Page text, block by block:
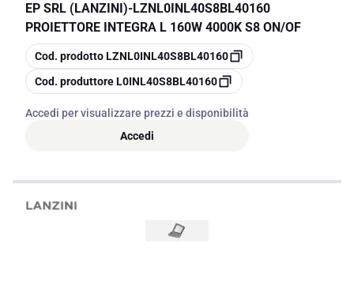
EP SRL (LANZINI)-LZNL0INL40S8BL40160
PROIETTORE INTEGRA L 160W 4000K S8 ON/OF
copia
Cod. prodottoLZNL0INL40S8BL40160
copia
Cod. produttoreL0INL40S8BL40160
Accedi per visualizzare prezzi e disponibilità
Accedi